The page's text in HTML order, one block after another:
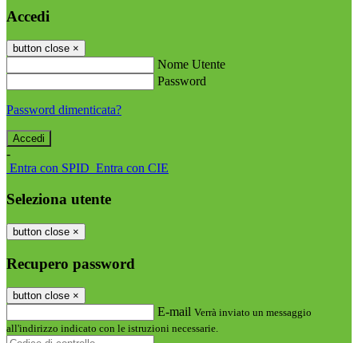
Accedi
button close ×
Nome Utente
Password
Password dimenticata?
-
Entra con SPID Entra con CIE
Seleziona utente
button close ×
Recupero password
button close ×
E-mail Verrà inviato un messaggio
all'indirizzo indicato con le istruzioni necessarie.